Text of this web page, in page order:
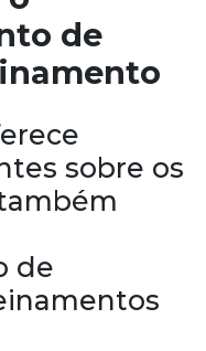
de
sobre os
de